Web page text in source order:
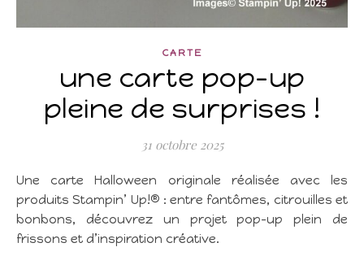
CARTE
une carte pop-up
pleine de surprises !
31 octobre 2025
Une carte Halloween originale réalisée avec les
produits Stampin’ Up!® : entre fantômes, citrouilles et
bonbons, découvrez un projet pop-up plein de
frissons et d’inspiration créative.